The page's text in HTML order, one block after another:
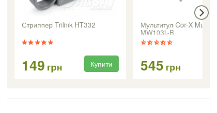
Стриппер Trilink HT332
149 грн Купити
Мультитул Cor-X
MW103L-B
545 грн